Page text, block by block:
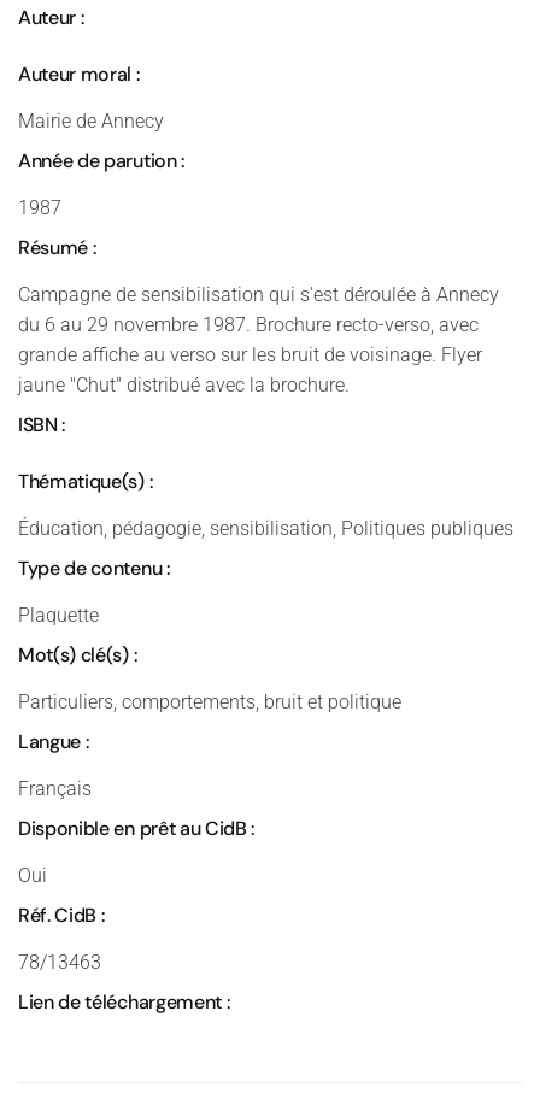
Auteur :
Auteur moral :
Mairie de Annecy
Année de parution :
1987
Résumé :
Campagne de sensibilisation qui s'est déroulée à Annecy
du 6 au 29 novembre 1987. Brochure recto-verso, avec
grande affiche au verso sur les bruit de voisinage. Flyer
jaune "Chut" distribué avec la brochure.
ISBN :
Thématique(s) :
Éducation, pédagogie, sensibilisation, Politiques publiques
Type de contenu :
Plaquette
Mot(s) clé(s) :
Particuliers, comportements, bruit et politique
Langue :
Français
Disponible en prêt au CidB :
Oui
Réf. CidB :
78/13463
Lien de téléchargement :